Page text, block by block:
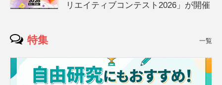
リエイティブコンテスト2026」が開催
特集 一覧